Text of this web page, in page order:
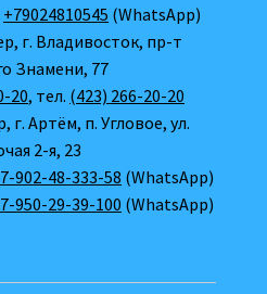
+79024810545 (WhatsApp)
г. Владивосток, пр-т
Знамени, 77
20, тел. (423) 266-20-20
г. Артём, п. Угловое, ул.
2-я, 23
902-48-333-58 (WhatsApp)
950-29-39-100 (WhatsApp)